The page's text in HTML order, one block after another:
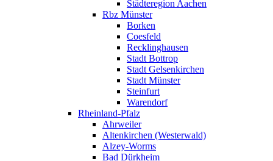
Städteregion Aachen
Rbz Münster
Borken
Coesfeld
Recklinghausen
Stadt Bottrop
Stadt Gelsenkirchen
Stadt Münster
Steinfurt
Warendorf
Rheinland-Pfalz
Ahrweiler
Altenkirchen (Westerwald)
Alzey-Worms
Bad Dürkheim